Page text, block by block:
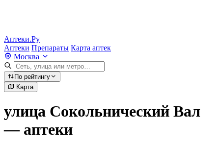
Аптеки.Ру
Аптеки Препараты Карта аптек
Москва
По рейтингу
Карта
улица Сокольнический Вал
— аптеки